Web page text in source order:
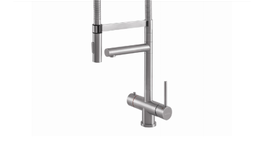
Analytische cookies